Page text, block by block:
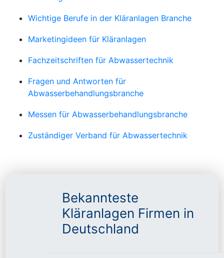
Wichtige Berufe in der Kläranlagen Branche
Marketingideen für Kläranlagen
Fachzeitschriften für Abwassertechnik
Fragen und Antworten für
Abwasserbehandlungsbranche
Messen für Abwasserbehandlungsbranche
Zuständiger Verband für Abwassertechnik
Bekannteste
Kläranlagen Firmen in
Deutschland